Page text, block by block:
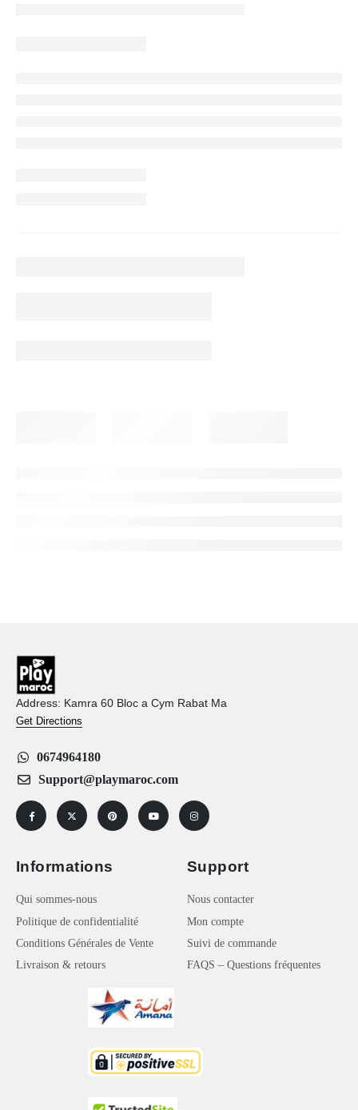
Address: Kamra 60 Bloc a Cym Rabat Ma
Get Directions
0674964180
Support@playmaroc.com
Informations
Qui sommes-nous
Politique de confidentialité
Conditions Générales de Vente
Livraison & retours
Support
Nous contacter
Mon compte
Suivi de commande
FAQS – Questions fréquentes